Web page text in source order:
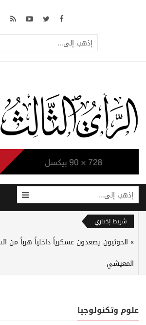
إذهب إلى...
إذهب إلى...
شريط إخباري
الحوثيون يصعدون عسكرياً داخلياً هرباً من
المعيشي
علوم وتكنولوجيا